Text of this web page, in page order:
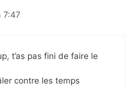
7:47
t’as pas fini de faire le
contre les temps